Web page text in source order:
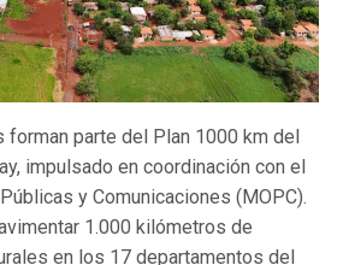
forman parte del Plan 1000 km del
impulsado en coordinación con el
y Comunicaciones (MOPC).
1.000 kilómetros de
en los 17 departamentos del